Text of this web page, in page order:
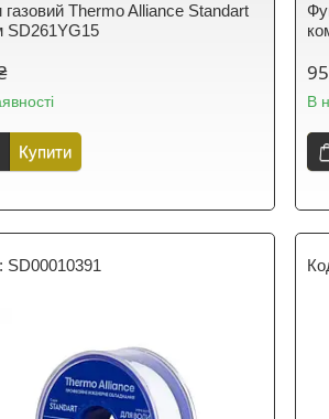
Thermo Alliance Standart
SD261YG15
Купити
В
SD00010391